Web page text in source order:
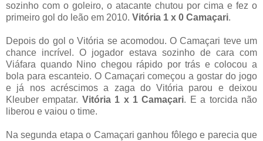
sozinho com o goleiro, o atacante chutou por cima e fez o
primeiro gol do leão em 2010. Vitória 1 x 0 Camaçari.
Depois do gol o Vitória se acomodou. O Camaçari teve um
chance incrível. O jogador estava sozinho de cara com
Viáfara quando Nino chegou rápido por trás e colocou a
bola para escanteio. O Camaçari começou a gostar do jogo
e já nos acréscimos a zaga do Vitória parou e deixou
Kleuber empatar. Vitória 1 x 1 Camaçari. E a torcida não
liberou e vaiou o time.
Na segunda etapa o Camaçari ganhou fôlego e parecia que